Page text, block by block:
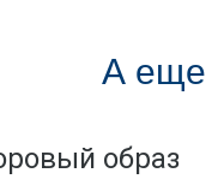
А еще
образ